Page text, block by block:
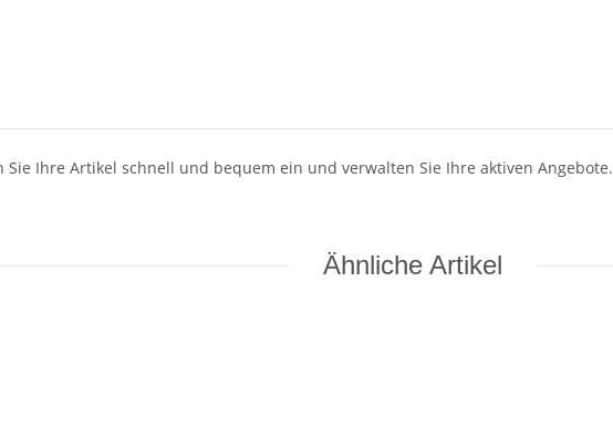
Sie Ihre Artikel schnell und bequem ein und verwalten Sie Ihre aktiven Angebote.
Ähnliche Artikel